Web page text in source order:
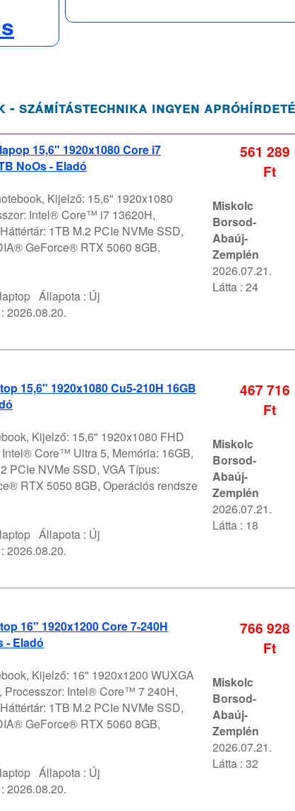
- számítástechnika ingyen
15,6" 1920x1080 Core i7
NoOs - Eladó
Kijelző: 15,6" 1920x1080
Intel® Core™ i7 13620H,
1TB M.2 PCIe NVMe SSD,
GeForce® RTX 5060 8GB,
Állapota : Új
2026.08.20.
561 289
Ft
Miskolc
Borsod-
Abaúj-
Zemplén
2026.07.21.
Látta : 24
15,6" 1920x1080 Cu5-210H 16GB
Kijelző: 15,6" 1920x1080 FHD
Core™ Ultra 5, Memória: 16GB,
PCIe NVMe SSD, VGA Típus:
RTX 5050 8GB, Operációs rendsze
Állapota : Új
2026.08.20.
467 716
Ft
Miskolc
Borsod-
Abaúj-
Zemplén
2026.07.21.
Látta : 18
16" 1920x1200 Core 7-240H
- Eladó
Kijelző: 16" 1920x1200 WUXGA
Processzor: Intel® Core™ 7 240H,
1TB M.2 PCIe NVMe SSD,
GeForce® RTX 5060 8GB,
Állapota : Új
2026.08.20.
766 928
Ft
Miskolc
Borsod-
Abaúj-
Zemplén
2026.07.21.
Látta : 32